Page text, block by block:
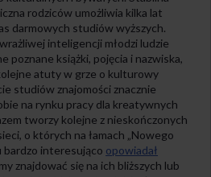
rodziców umożliwia kilka lat
darmowych studiów wyższych.
inteligencji młodzi ludzie
poznane książki, pojęcia i nazwiska,
atuty w grze o kulturowy
studiów znajomości znacznie
na rynku pracy dla kreatywnych
tworzy kolejne z nieskończonych
o których na łamach „Nowego
bardzo interesująco opowiadał
znajdować się na ich bliższych lub